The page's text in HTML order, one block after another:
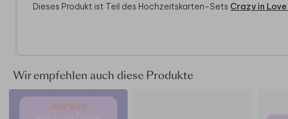
Dieses Produkt ist Teil des Hochzeitskarten-Sets Crazy in Love
Wir empfehlen auch diese Produkte